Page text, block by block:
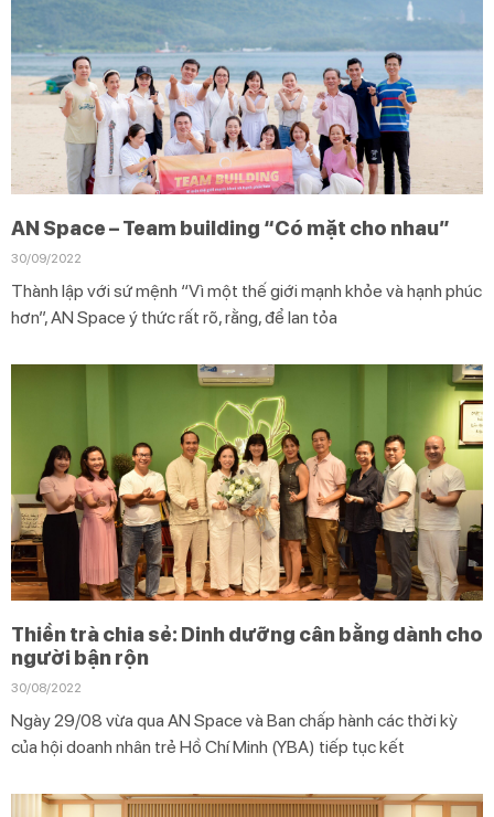
AN Space – Team building “Có mặt cho nhau”
30/09/2022
Thành lập với sứ mệnh “Vì một thế giới mạnh khỏe và hạnh phúc
hơn”, AN Space ý thức rất rõ, rằng, để lan tỏa
Thiền trà chia sẻ: Dinh dưỡng cân bằng dành cho
người bận rộn
30/08/2022
Ngày 29/08 vừa qua AN Space và Ban chấp hành các thời kỳ
của hội doanh nhân trẻ Hồ Chí Minh (YBA) tiếp tục kết